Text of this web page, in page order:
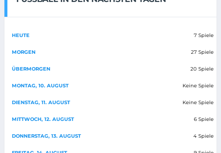
HEUTE 7 Spiele
MORGEN 27 Spiele
ÜBERMORGEN 20 Spiele
MONTAG, 10. AUGUST Keine Spiele
DIENSTAG, 11. AUGUST Keine Spiele
MITTWOCH, 12. AUGUST 6 Spiele
DONNERSTAG, 13. AUGUST 4 Spiele